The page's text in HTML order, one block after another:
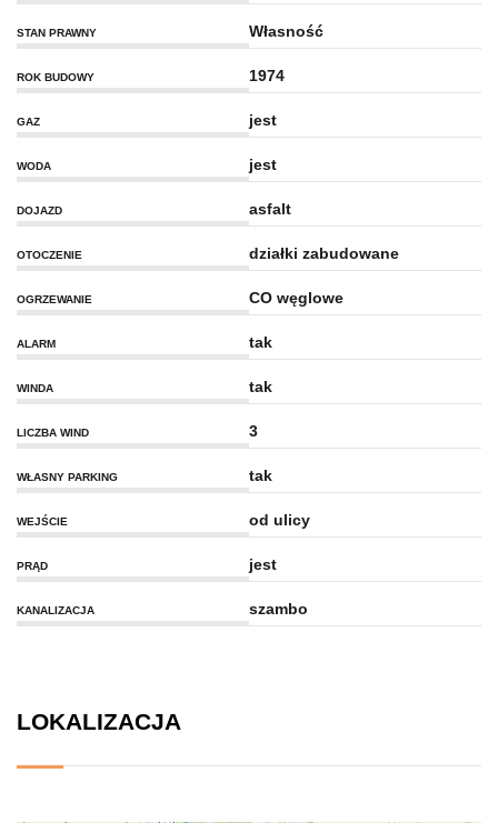
STAN PRAWNY Własność
ROK BUDOWY 1974
GAZ jest
WODA jest
DOJAZD asfalt
OTOCZENIE działki zabudowane
OGRZEWANIE CO węglowe
ALARM tak
WINDA tak
LICZBA WIND 3
WŁASNY PARKING tak
WEJŚCIE od ulicy
PRĄD jest
KANALIZACJA szambo
LOKALIZACJA